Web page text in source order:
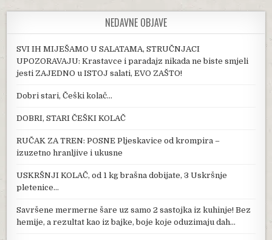
NEDAVNE OBJAVE
SVI IH MIJEŠAMO U SALATAMA, STRUČNJACI
UPOZORAVAJU: Krastavce i paradajz nikada ne biste smjeli
jesti ZAJEDNO u ISTOJ salati, EVO ZAŠTO!
Dobri stari, Češki kolač…
DOBRI, STARI ČEŠKI KOLAČ
RUČAK ZA TREN: POSNE Pljeskavice od krompira –
izuzetno hranljive i ukusne
USKRŠNJI KOLAČ, od 1 kg brašna dobijate, 3 Uskršnje
pletenice…
Savršene mermerne šare uz samo 2 sastojka iz kuhinje! Bez
hemije, a rezultat kao iz bajke, boje koje oduzimaju dah…